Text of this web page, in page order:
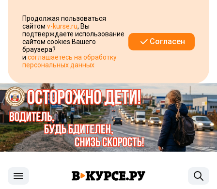
Продолжая пользоваться
сайтом v-kurse.ru, Вы
подтверждаете использование
сайтом cookies Вашего
браузера?
и соглашаетесь на обработку
персональных данных
Согласен